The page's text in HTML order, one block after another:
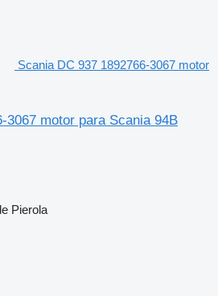
Scania DC 937 1892766-3067 motor
3067 motor para Scania 94B
Pierola